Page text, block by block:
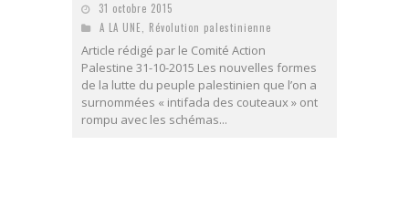
31 octobre 2015
A LA UNE
Révolution palestinienne
Article rédigé par le Comité Action
Palestine 31-10-2015 Les nouvelles formes
de la lutte du peuple palestinien que l’on a
surnommées « intifada des couteaux » ont
rompu avec les schémas...